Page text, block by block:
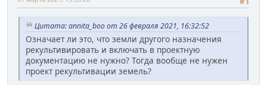
Цитата: annita_boo от 26 февраля 2021, 16:32:52
Означает ли это, что земли другого назначения
рекультивировать и включать в проектную
документацию не нужно? Тогда вообще не нужен
проект рекультивации земель?